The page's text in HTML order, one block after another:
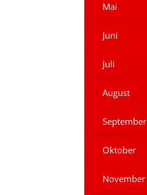
Mai
Juni
Juli
August
September
Oktober
November